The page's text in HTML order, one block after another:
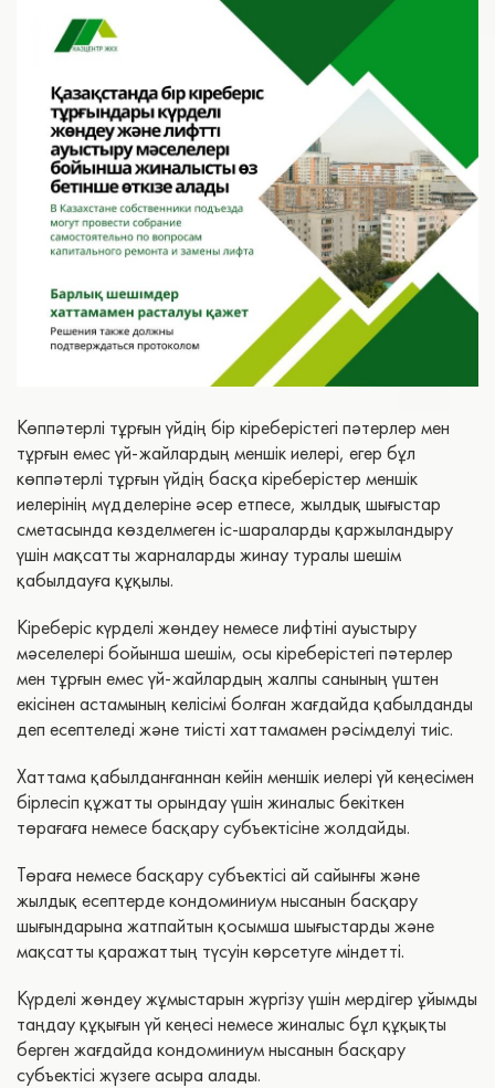
Көппәтерлі тұрғын үйдің бір кіреберістегі пәтерлер мен
тұрғын емес үй-жайлардың меншік иелері, егер бұл
көппәтерлі тұрғын үйдің басқа кіреберістер меншік
иелерінің мүдделеріне әсер етпесе, жылдық шығыстар
сметасында көзделмеген іс-шараларды қаржыландыру
үшін мақсатты жарналарды жинау туралы шешім
қабылдауға құқылы.
Кіреберіс күрделі жөндеу немесе лифтіні ауыстыру
мәселелері бойынша шешім, осы кіреберістегі пәтерлер
мен тұрғын емес үй-жайлардың жалпы санының үштен
екісінен астамының келісімі болған жағдайда қабылданды
деп есептеледі және тиісті хаттамамен рәсімделуі тиіс.
Хаттама қабылданғаннан кейін меншік иелері үй кеңесімен
бірлесіп құжатты орындау үшін жиналыс бекіткен
төрағаға немесе басқару субъектісіне жолдайды.
Төраға немесе басқару субъектісі ай сайынғы және
жылдық есептерде кондоминиум нысанын басқару
шығындарына жатпайтын қосымша шығыстарды және
мақсатты қаражаттың түсуін көрсетуге міндетті.
Күрделі жөндеу жұмыстарын жүргізу үшін мердігер ұйымды
таңдау құқығын үй кеңесі немесе жиналыс бұл құқықты
берген жағдайда кондоминиум нысанын басқару
субъектісі жүзеге асыра алады.